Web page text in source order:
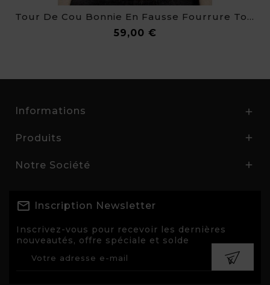
Tour De Cou Bonnie En Fausse Fourrure Toute Douce
59,00 €
Informations 
Produits 
Notre Société 
Inscription Newsletter
Inscrivez-vous pour recevoir les dernières
nouveautés, offre spéciale et solde